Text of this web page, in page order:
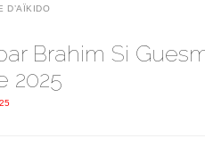
D’AÏKIDO
Brahim Si
2025